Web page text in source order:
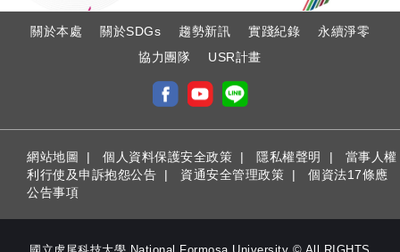
關於本處 關於SDGs 趨勢新訊 實踐紀錄
永續淨零
協力團隊
USR計畫
網站地圖 | 個人資料保護安全政策 | 隱私權聲明 | 當事人權
利行使及申訴抱怨公告 | 資通安全管理政策 | 個資法17條應
公告事項